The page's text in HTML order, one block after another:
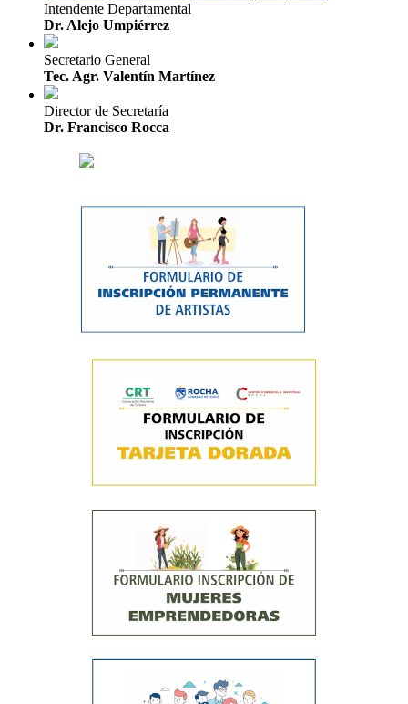
Intendente Departamental
Dr. Alejo Umpiérrez
Secretario General
Tec. Agr. Valentín Martínez
Director de Secretaría
Dr. Francisco Rocca